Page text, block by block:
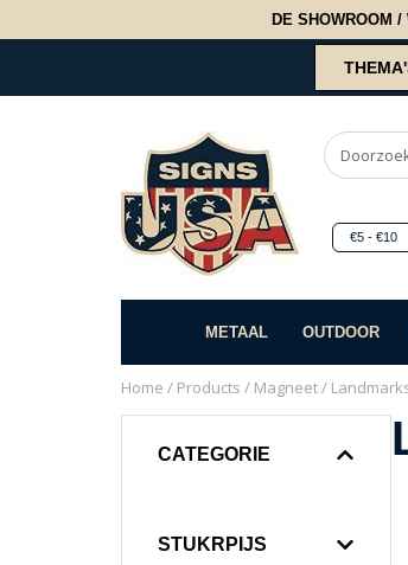
DE SHOWROOM
€5 - €10
METAAL OUTDOOR
Home / Products / Magneet/
CATEGORIE
STUKRPIJS